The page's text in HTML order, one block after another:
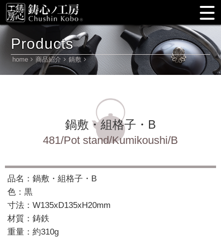
Products
home 商品紹介 鍋敷
鍋敷・組格子・B
481/Pot stand/Kumikoushi/B
品名：鍋敷・組格子・B
色：黒
寸法：W135xD135xH20mm
材質：鋳鉄
重量：約310g